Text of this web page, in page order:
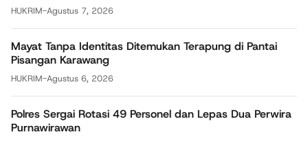
HUKRIM-Agustus 7, 2026
Mayat Tanpa Identitas Ditemukan Terapung di Pantai
Pisangan Karawang
HUKRIM-Agustus 6, 2026
Polres Sergai Rotasi 49 Personel dan Lepas Dua Perwira
Purnawirawan